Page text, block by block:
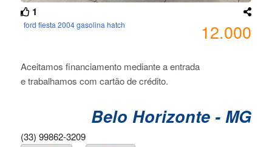
1
ford fiesta 2004 gasolina hatch 12.000
Aceitamos financiamento mediante a entrada
e trabalhamos com cartão de crédito.
Belo Horizonte - MG
(33) 99862-3209